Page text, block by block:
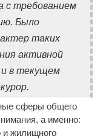
с требованием
Было
таких
активной
и в текущем
сферы общего
а именно:
и жилищного